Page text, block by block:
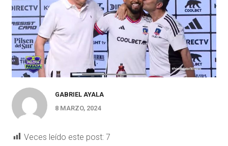
GABRIEL AYALA
8 MARZO, 2024
Veces leído este post: 7